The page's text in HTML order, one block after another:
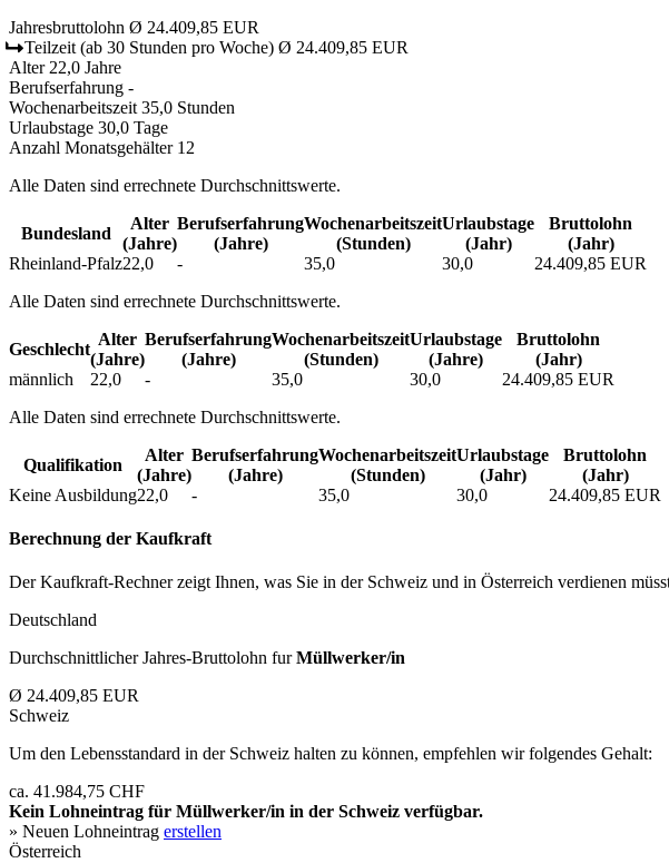
Jahresbruttolohn Ø 24.409,85 EUR
Teilzeit (ab 30 Stunden pro Woche) Ø 24.409,85 EUR
Alter 22,0 Jahre
Berufserfahrung -
Wochenarbeitszeit 35,0 Stunden
Urlaubstage 30,0 Tage
Anzahl Monatsgehälter 12
Alle Daten sind errechnete Durchschnittswerte.
Bundesland
Alter
(Jahre)
Berufs­erfahrung
(Jahre)
Wochen­arbeitszeit
(Stunden)
Urlaubs­tage
(Jahr)
Bruttolohn
(Jahr)
Rheinland-Pfalz22,0 - 35,0 30,0
24.409,85 EUR
Alle Daten sind errechnete Durchschnittswerte.
Geschlecht
Alter
(Jahre)
Berufs­erfahrung
(Jahre)
Wochen­arbeitszeit
(Stunden)
Urlaubs­tage
(Jahre)
Bruttolohn
(Jahr)
männlich
22,0 - 35,0 30,0
24.409,85 EUR
Alle Daten sind errechnete Durchschnittswerte.
Qualifikation
Alter
(Jahre)
Berufs­erfahrung
(Jahre)
Wochen­arbeitszeit
(Stunden)
Urlaubs­tage
(Jahr)
Bruttolohn
(Jahr)
Keine Ausbildung22,0 - 35,0 30,0 24.409,85 EUR
Berechnung der Kaufkraft
Der Kaufkraft-Rechner zeigt Ihnen, was Sie in der Schweiz und in Österreich verdienen
Deutschland
Durchschnittlicher Jahres-Bruttolohn furMüllwerker/in
Ø 24.409,85 EUR
Schweiz
Um den Lebensstandard in der Schweiz halten zu können, empfehlen wir folgendes Gehalt:
ca. 41.984,75 CHF
Kein Lohneintrag für Müllwerker/in in der Schweiz verfügbar.
» Neuen Lohneintrag erstellen
Österreich